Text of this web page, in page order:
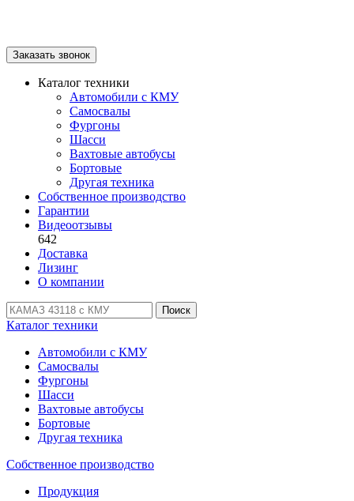
Заказать звонок
Каталог техники
Автомобили с КМУ
Самосвалы
Фургоны
Шасси
Вахтовые автобусы
Бортовые
Другая техника
Собственное производство
Гарантии
Видеоотзывы
642
Доставка
Лизинг
О компании
Поиск
Каталог техники
Автомобили с КМУ
Самосвалы
Фургоны
Шасси
Вахтовые автобусы
Бортовые
Другая техника
Собственное производство
Продукция